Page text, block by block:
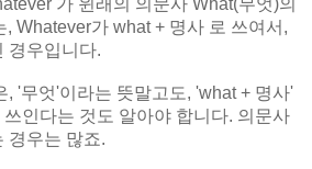
Whatever가 what + 명사 로 쓰여서,
경우입니다.
, '무엇'이라는 뜻말고도, 'what + 명사'
쓰인다는 것도 알아야 합니다. 의문사
경우는 많죠.